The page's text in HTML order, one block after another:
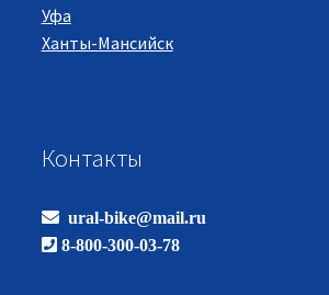
Уфа
Ханты-Мансийск
Контакты
ural-bike@mail.ru
8-800-300-03-78